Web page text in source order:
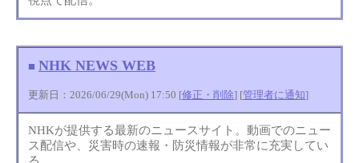
■ NHK NEWS WEB
更新日：2026/06/29(Mon) 17:50 [修正・削除] [管理者に通知]
NHKが提供する最新のニュースサイト。動画でのニュー
ス配信や、災害時の速報・防災情報が非常に充実してい
る。